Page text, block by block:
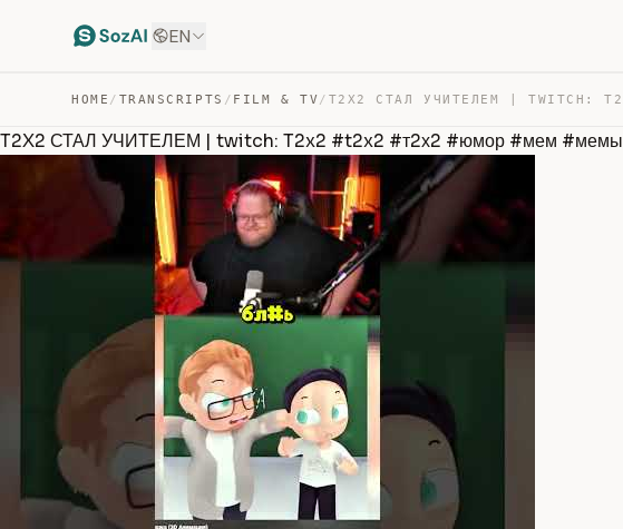
EN
HOME / TRANSCRIPTS / FILM & TV /
T2X2 СТАЛ УЧИТЕЛЕМ | twitch: T2x2 #t2x2 #т2х2 #юмор #мем #мемы